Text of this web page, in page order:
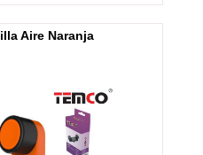
Aire Naranja